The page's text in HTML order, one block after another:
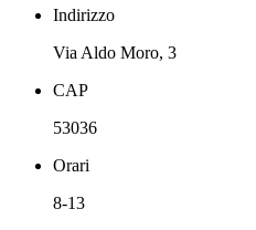
Indirizzo
Via Aldo Moro, 3
CAP
53036
Orari
8-13